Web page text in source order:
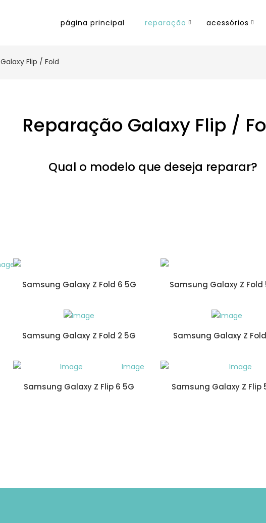
página principal reparação acessórios
Galaxy Flip / Fold
Reparação Galaxy Flip /
Qual o modelo que deseja reparar?
Samsung Galaxy Z Fold 6 5G
Samsung Galaxy Z Fold 2 5G
Samsung Galaxy Z Flip 6 5G
Samsung Galaxy Z Fold
Samsung Galaxy Z
Samsung Galaxy Z Flip